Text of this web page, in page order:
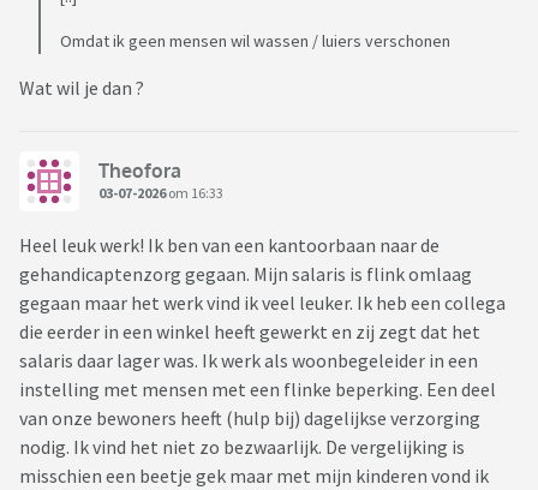
Omdat ik geen mensen wil wassen / luiers verschonen
Wat wil je dan ?
Theofora
03-07-2026om 16:33
Heel leuk werk! Ik ben van een kantoorbaan naar de
gehandicaptenzorg gegaan. Mijn salaris is flink omlaag
gegaan maar het werk vind ik veel leuker. Ik heb een collega
die eerder in een winkel heeft gewerkt en zij zegt dat het
salaris daar lager was. Ik werk als woonbegeleider in een
instelling met mensen met een flinke beperking. Een deel
van onze bewoners heeft (hulp bij) dagelijkse verzorging
nodig. Ik vind het niet zo bezwaarlijk. De vergelijking is
misschien een beetje gek maar met mijn kinderen vond ik